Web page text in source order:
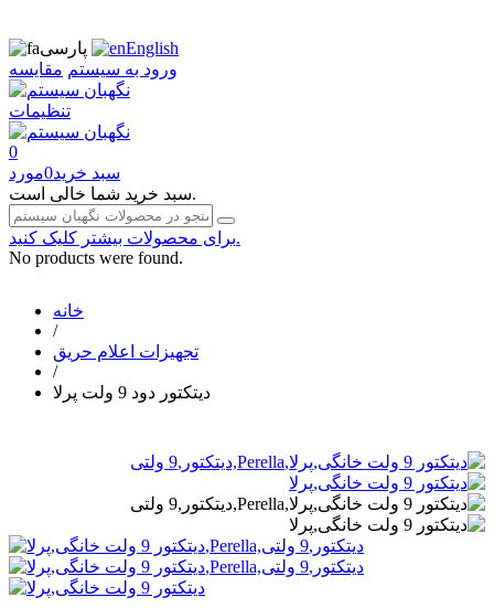
پارسی
English
ورود به سیستم مقایسه
تنظیمات
0
سبد خرید0مورد
سبد خرید شما خالی است.
برای محصولات بیشتر کلیک کنید.
No products were found.
خانه
/
تجهیزات اعلام حریق
/
دیتکتور دود 9 ولت پرلا